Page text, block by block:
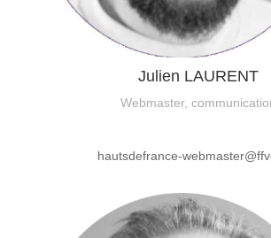
Julien LAURENT
Webmaster,
hautsdefrance-